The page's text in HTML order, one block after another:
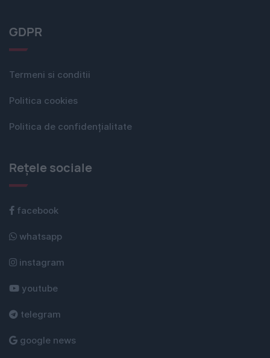
GDPR
Termeni si conditii
Politica cookies
Politica de confidențialitate
Rețele sociale
facebook
whatsapp
instagram
youtube
telegram
google news